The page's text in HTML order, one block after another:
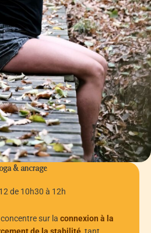
& ancrage
de 10h30 à 12h
sur la connexion à la